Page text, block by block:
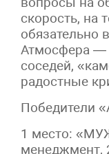
скорость, на
обязательно
Атмосфера
соседей,
радостные
Победители
1 место:
менеджмент,